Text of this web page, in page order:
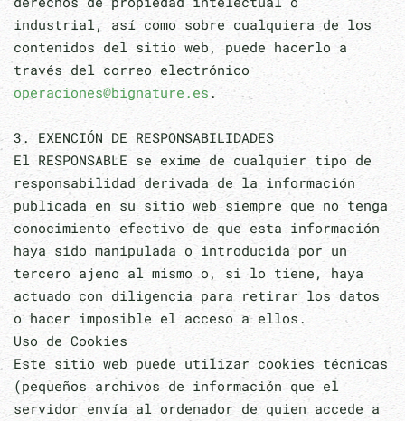
industrial, así como sobre cualquiera de los
contenidos del sitio web, puede hacerlo a
través del correo electrónico
operaciones@bignature.es .
3. EXENCIÓN DE RESPONSABILIDADES
El RESPONSABLE se exime de cualquier tipo de
responsabilidad derivada de la información
publicada en su sitio web siempre que no tenga
conocimiento efectivo de que esta información
haya sido manipulada o introducida por un
tercero ajeno al mismo o, si lo tiene, haya
actuado con diligencia para retirar los datos
o hacer imposible el acceso a ellos.
Uso de Cookies
Este sitio web puede utilizar cookies técnicas
(pequeños archivos de información que el
servidor envía al ordenador de quien accede a